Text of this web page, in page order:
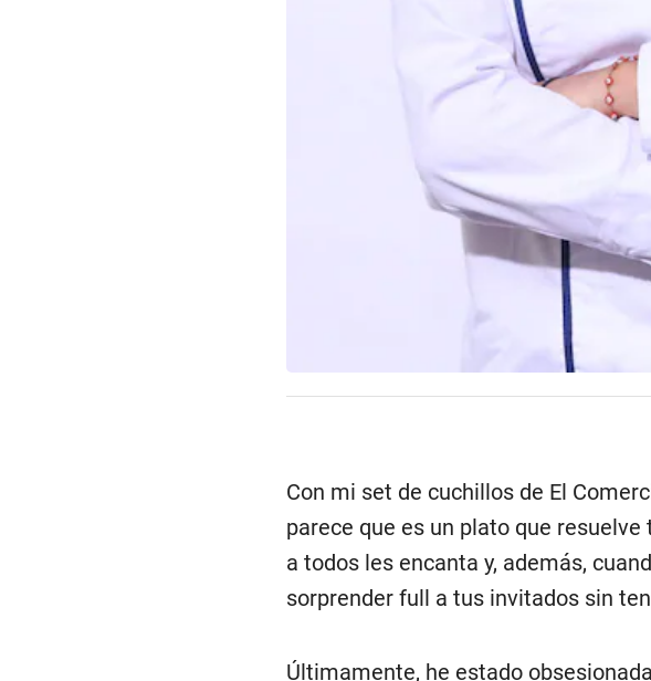
Con mi set de cuchillos de El
parece que es un plato que
a todos les encanta y, además,
sorprender full a tus invitados sin
Últimamente, he estado